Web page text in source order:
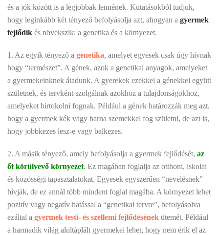
és a jók között is a legjobbak lennének. Kutatásokból tudjuk,
hogy leginkább két tényező befolyásolja azt, ahogyan a gyermek
fejlődik és növekszik: a genetika és a környezet.
1. Az egyik tényező a genetika, amelyet egyesek csak úgy hívnak
hogy “természet”. A gének, azok a genetikai anyagok, amelyeket
a gyermekeinknek átadunk. A gyerekek ezekkel a génekkel együtt
születnek, és tervként szolgálnak azokhoz a tulajdonságokhoz,
amelyeket birtokolni fognak. Például a gének határozzák meg azt,
hogy a gyermek kék vagy barna szemekkel fog születni, de azt is,
hogy jobbkezes lesz-e vagy balkezes.
2. A másik tényező, amely befolyásolja a gyermek fejlődését, az
őt körülvevő környezet. Ez magában foglalja az otthoni, iskolai
és közösségi tapasztalatokat. Egyesek egyszerűen “nevelésnek”
hívják, de ez annál több mindent foglal magába. A környezet lehet
pozitív vagy negatív hatással a “genetikai tervre”, befolyásolva
ezáltal a gyermek testi- és szellemi fejlődésének ütemét. Például
a harmadik világ alultáplált gyermekei lehet, hogy nem érik el az